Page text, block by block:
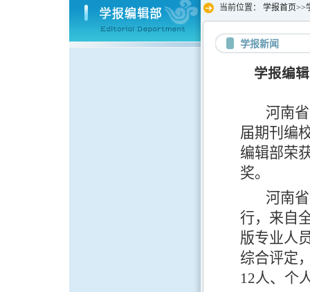
当前位置： 学报首页>>
学报新闻
学报编
河南
届期刊编
编辑部荣
奖。
河南省
行，来自
版专业人
综合评定
12人、个